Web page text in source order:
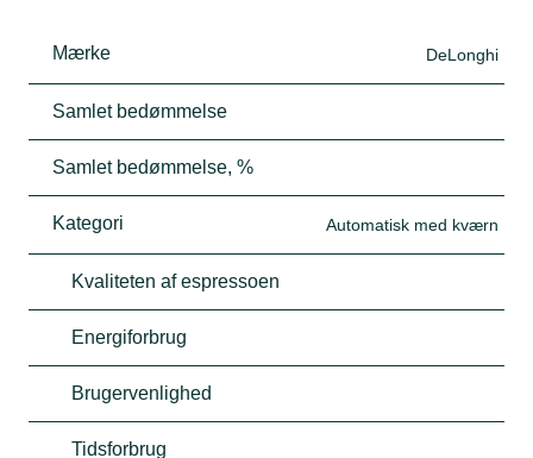
Mærke DeLonghi
Samlet bedømmelse
Samlet bedømmelse, %
Kategori Automatisk med kværn
Kvaliteten af espressoen
Energiforbrug
Brugervenlighed
Tidsforbrug